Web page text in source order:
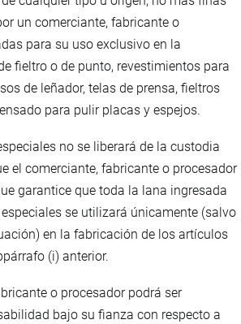
un comerciante, fabricante o
para su uso exclusivo en la
fieltro o de punto, revestimientos para
de leñador, telas de prensa, fieltros
para pulir placas y espejos.
no se liberará de la custodia
el comerciante, fabricante o procesador
garantice que toda la lana ingresada
se utilizará únicamente (salvo
en la fabricación de los artículos
(i) anterior.
o procesador podrá ser
bajo su fianza con respecto a